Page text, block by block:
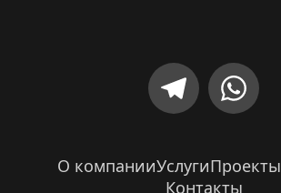
О компанииУслугиПроекты
Контакты